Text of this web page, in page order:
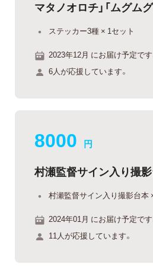
マタノオロチ」「ムグム
ステッカー3種 × 1セット
2023年12月 にお届け予定です
6人が応援しています。
8000 円
村瀬監督サイン入り撮
村瀬監督サイン入り撮影台本
2024年01月 にお届け予定です
11人が応援しています。